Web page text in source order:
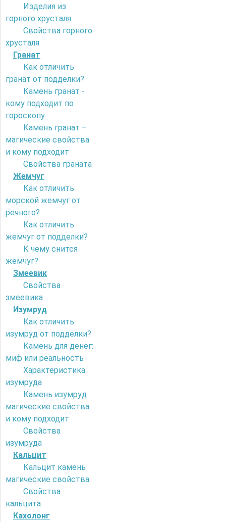
Изделия из
горного хрусталя
Свойства горного
хрусталя
Гранат
Как отличить
гранат от подделки?
Камень гранат -
кому подходит по
гороскопу
Камень гранат –
магические свойства
и кому подходит
Свойства граната
Жемчуг
Как отличить
морской жемчуг от
речного?
Как отличить
жемчуг от подделки?
К чему снится
жемчуг?
Змеевик
Свойства
змеевика
Изумруд
Как отличить
изумруд от подделки?
Камень для денег:
миф или реальность
Характеристика
изумруда
Камень изумруд
магические свойства
и кому подходит
Свойства
изумруда
Кальцит
Кальцит камень
магические свойства
Свойства
кальцита
Кахолонг